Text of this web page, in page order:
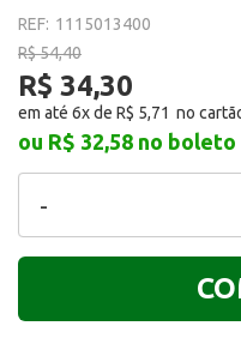
REF: 1115013400
R$ 54,40
R$ 34,30
em até 6x de R$ 5,71
ou R$ 32,58 no boleto
-